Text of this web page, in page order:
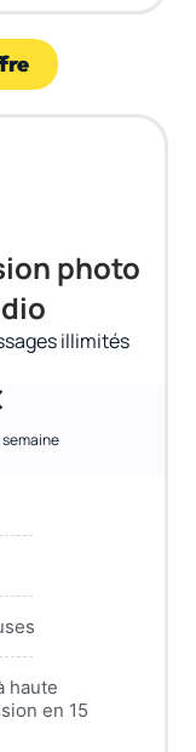
photo
illimités
semaine
haute
en 15